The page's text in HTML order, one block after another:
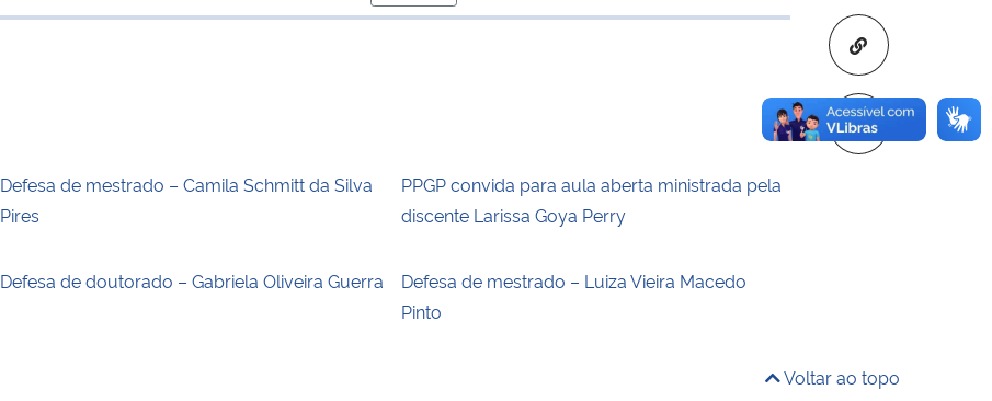
Copiar para
para área de transferência
Defesa de mestrado – Camila Schmitt da Silva
Pires
PPGP convida para aula aberta ministrada pela
discente Larissa Goya Perry
Defesa de doutorado – Gabriela Oliveira Guerra
Defesa de mestrado – Luiza Vieira Macedo
Pinto
Voltar ao topo